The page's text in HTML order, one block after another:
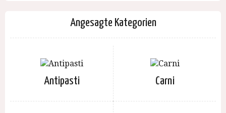
Angesagte Kategorien
Antipasti Carni